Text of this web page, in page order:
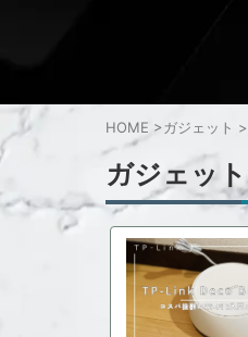
HOME >ガジェット >
ガジェット